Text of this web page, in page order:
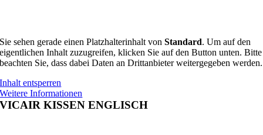
Sie sehen gerade einen Platzhalterinhalt vonStandard. Um auf den
eigentlichen Inhalt zuzugreifen, klicken Sie auf den Button unten. Bitte
beachten Sie, dass dabei Daten an Drittanbieter weitergegeben werden.
Inhalt entsperren
Weitere Informationen
VICAIR KISSEN ENGLISCH